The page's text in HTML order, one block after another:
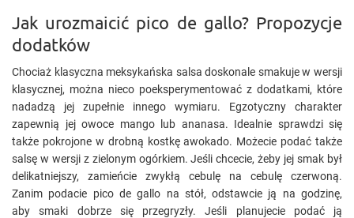
Jak urozmaicić pico de gallo? Propozycje
dodatków
Chociaż klasyczna meksykańska salsa doskonale smakuje w wersji
klasycznej, można nieco poeksperymentować z dodatkami, które
nadadzą jej zupełnie innego wymiaru. Egzotyczny charakter
zapewnią jej owoce mango lub ananasa. Idealnie sprawdzi się
także pokrojone w drobną kostkę awokado. Możecie podać także
salsę w wersji z zielonym ogórkiem. Jeśli chcecie, żeby jej smak był
delikatniejszy, zamieńcie zwykłą cebulę na cebulę czerwoną.
Zanim podacie pico de gallo na stół, odstawcie ją na godzinę,
aby smaki dobrze się przegryzły. Jeśli planujecie podać ją